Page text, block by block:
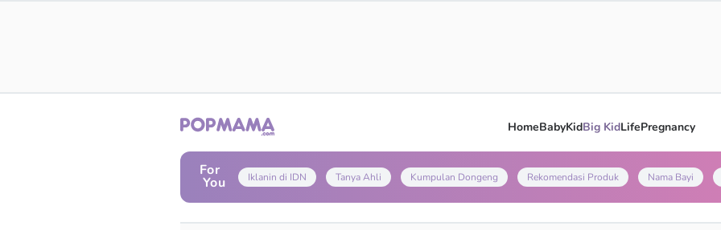
HomeBabyKidBig KidLifePregnancy
For
You Iklanin di IDN Tanya Ahli Kumpulan Dongeng Rekomendasi Produk Nama Bayi